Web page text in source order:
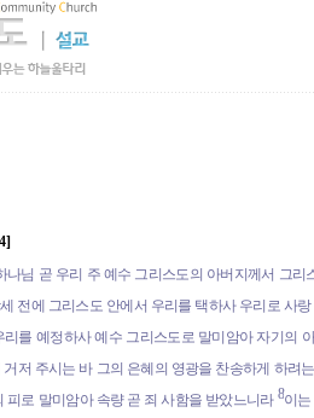
나님 곧 우리 주 예수 그리스도의 아버지께서 그
전에 그리스도 안에서 우리를 택하사 우리로 사
리를 예정하사 예수 그리스도로 말미암아 자기의
거저 주시는 바 그의 은혜의 영광을 찬송하게 하려
피로 말미암아 속량 곧 죄 사함을 받았느니라 8이는